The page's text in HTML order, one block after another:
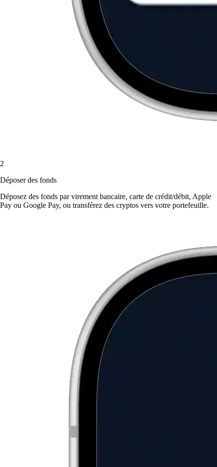
2
Déposer des fonds
Déposez des fonds par virement bancaire, carte de crédit/débit, Apple
Pay ou Google Pay, ou transférez des cryptos vers votre portefeuille.